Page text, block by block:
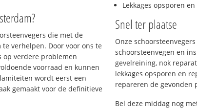
die met de
verhelpen. Door voor ons te
op verdere problemen
voorraad en kunnen
wordt eerst een
gemaakt voor de definitieve
Lekkages opsporen
Snel ter plaatse
Onze
schoorsteenvegen en
gevelreining, nok
lekkages opsporen en
repareren de gevonden
Bel deze middag nog